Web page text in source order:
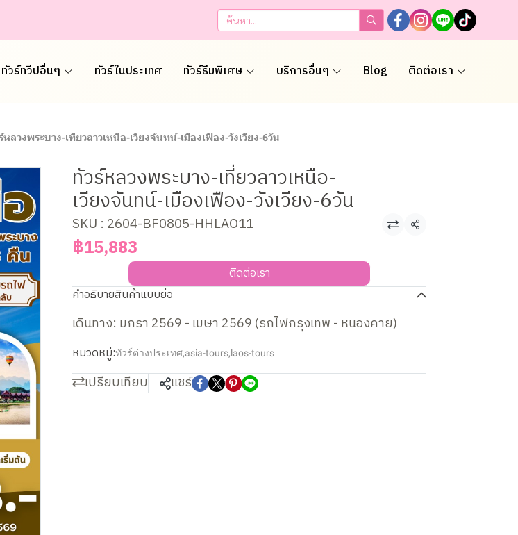
ทัวร์ทวีปอื่นๆ ทัวร์ในประเทศ ทัวร์ธีมพิเศษ บริการอื่นๆ Blog ติดต่อเรา
หลวงพระบาง-เที่ยวลาวเหนือ-เวียงจันทน์-เมืองเฟือง-วังเวียง-6วัน
ทัวร์หลวงพระบาง-เที่ยวลาวเหนือ-
เวียงจันทน์-เมืองเฟือง-วังเวียง-6วัน
SKU : 2604-BF0805-HHLAO11 แชร์
฿15,883
ติดต่อเรา
คำอธิบายสินค้าแบบย่อ
เดินทาง: มกรา 2569 - เมษา 2569 (รถไฟกรุงเทพ - หนองคาย)
หมวดหมู่:ทัวร์ต่างประเทศ,asia-tours,laos-tours
เปรียบเทียบ แชร์